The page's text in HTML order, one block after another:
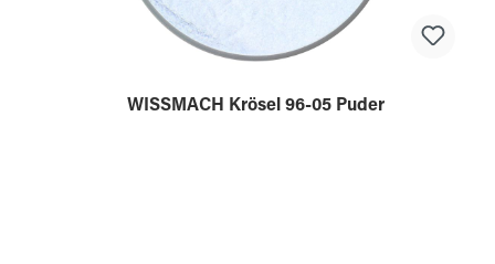
WISSMACH Krösel 96-05 Puder